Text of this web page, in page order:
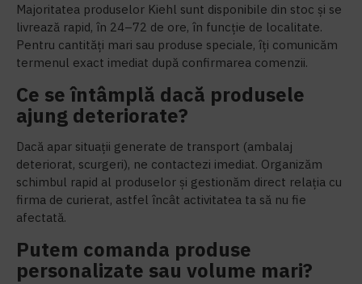
Majoritatea produselor Kiehl sunt disponibile din stoc și se
livrează rapid, în 24–72 de ore, în funcție de localitate.
Pentru cantități mari sau produse speciale, îți comunicăm
termenul exact imediat după confirmarea comenzii.
Ce se întâmplă dacă produsele
ajung deteriorate?
Dacă apar situații generate de transport (ambalaj
deteriorat, scurgeri), ne contactezi imediat. Organizăm
schimbul rapid al produselor și gestionăm direct relația cu
firma de curierat, astfel încât activitatea ta să nu fie
afectată.
Putem comanda produse
personalizate sau volume mari?